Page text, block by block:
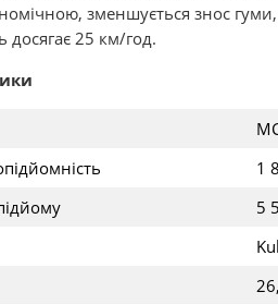
зменшується знос
досягає 25 км/год.
1
5